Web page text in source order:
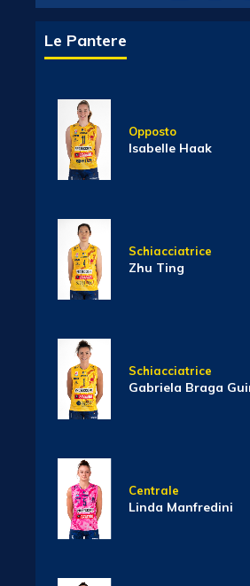
Le Pantere
Opposto
Isabelle Haak
Schiacciatrice
Zhu Ting
Schiacciatrice
Gabriela Braga
Centrale
Linda Manfredini